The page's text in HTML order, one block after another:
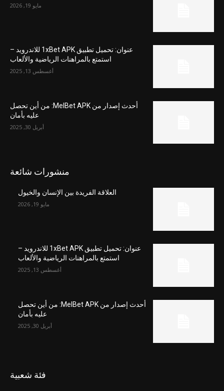
مايو 19, 2026
عنوان: تحميل تطبيق 1xBet APK للاندرويد –
استمتع بالمراهنات الرياضية والألعاب
أغسطس 13, 2025
أحدث إصدار من MelBet APK: من أين تحصل
عليه بأمان
أبريل 30, 2025
منشورات شائعة
العلاقة الفريدة بين الإنسان والخيول
مايو 19, 2026
عنوان: تحميل تطبيق 1xBet APK للاندرويد –
استمتع بالمراهنات الرياضية والألعاب
أغسطس 13, 2025
أحدث إصدار من MelBet APK: من أين تحصل
عليه بأمان
أبريل 30, 2025
فئة شعبية